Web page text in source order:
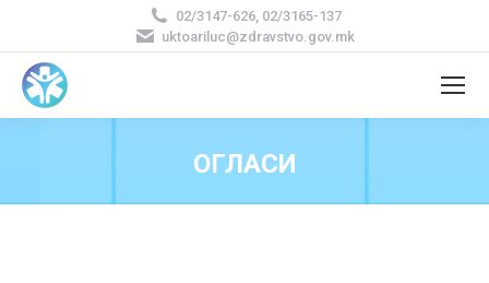
02/3147-626, 02/3165-137
uktoariluc@zdravstvo.gov.mk
ОГЛАСИ